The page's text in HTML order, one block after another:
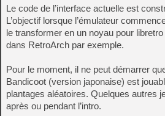
Le code de l’interface actuelle est
L’objectif lorsque l’émulateur
le transformer en un noyau pour
dans RetroArch par exemple.
Pour le moment, il ne peut démarrer
Bandicoot (version japonaise) est
plantages aléatoires. Quelques autres
après ou pendant l’intro.